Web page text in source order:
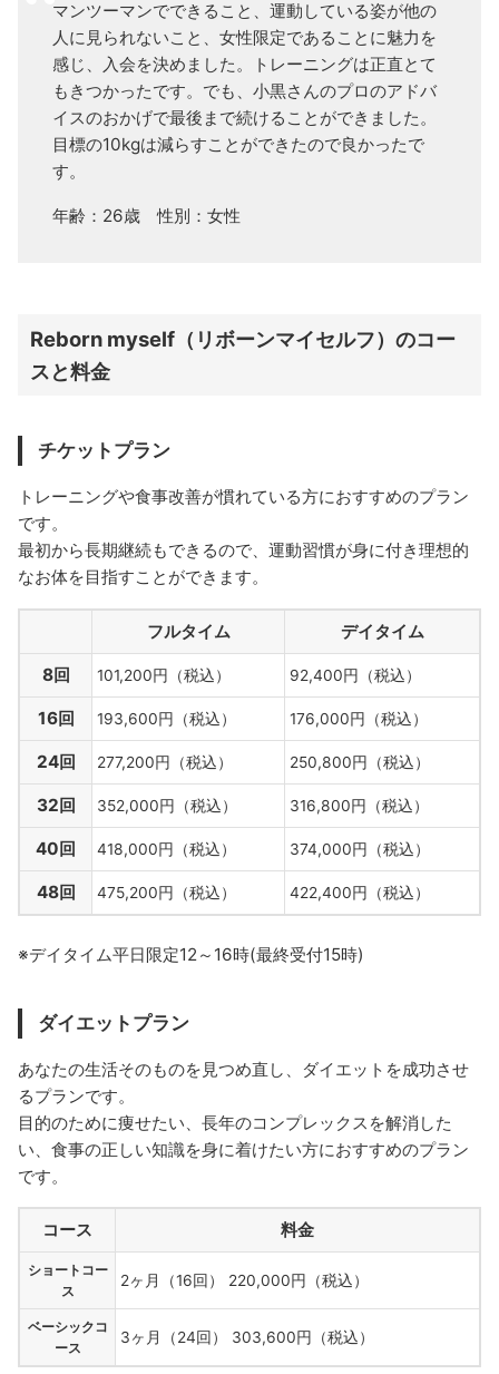
マンツーマンでできること、運動している姿が他の
人に見られないこと、女性限定であることに魅力を
感じ、入会を決めました。トレーニングは正直とて
もきつかったです。でも、小黒さんのプロのアドバ
イスのおかげで最後まで続けることができました。
目標の10kgは減らすことができたので良かったで
す。
年齢：26歳 性別：女性
Reborn myself（リボーンマイセルフ）のコー
スと料金
チケットプラン
トレーニングや食事改善が慣れている方におすすめのプラン
です。
最初から⾧期継続もできるので、運動習慣が身に付き理想的
なお体を目指すことができます。
フルタイム デイタイム
8回 101,200円（税込） 92,400円（税込）
16回 193,600円（税込） 176,000円（税込）
24回 277,200円（税込） 250,800円（税込）
32回 352,000円（税込） 316,800円（税込）
40回 418,000円（税込） 374,000円（税込）
48回 475,200円（税込） 422,400円（税込）
※デイタイム平日限定12～16時(最終受付15時)
ダイエットプラン
あなたの生活そのものを見つめ直し、ダイエットを成功させ
るプランです。
目的のために痩せたい、⾧年のコンプレックスを解消した
い、食事の正しい知識を身に着けたい方におすすめのプラン
です。
コース 料金
ショートコー
ス
2ヶ月（16回） 220,000円（税込）
ベーシックコ
ース
3ヶ月（24回） 303,600円（税込）